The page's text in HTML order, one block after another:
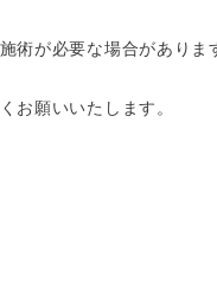
が必要な場合がありま
お願いいたします。